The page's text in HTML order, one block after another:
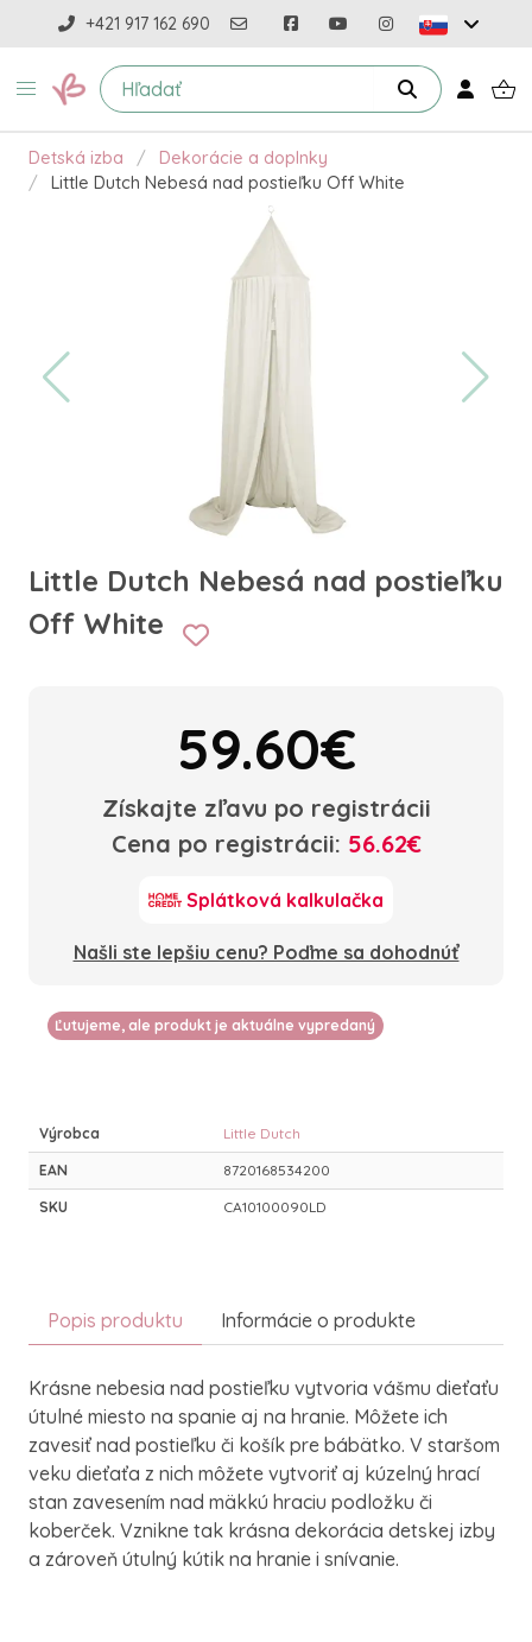
+421 917 162 690
Detská izba
Dekorácie a doplnky
Little Dutch Nebesá nad postieľku Off White
Little Dutch Nebesá nad postieľku
Off White
59.60€
Získajte zľavu po registrácii
Cena po registrácii: 56.62€
Splátková kalkulačka
Našli ste lepšiu cenu? Poďme sa dohodnúť
Ľutujeme, ale produkt je aktuálne vypredaný
Výrobca Little Dutch
EAN 8720168534200
SKU CA10100090LD
Popis produktu Informácie o produkte
Krásne nebesia nad postieľku vytvoria vášmu dieťaťu
útulné miesto na spanie aj na hranie. Môžete ich
zavesiť nad postieľku či košík pre bábätko. V staršom
veku dieťaťa z nich môžete vytvoriť aj kúzelný hrací
stan zavesením nad mäkkú hraciu podložku či
koberček. Vznikne tak krásna dekorácia detskej izby
a zároveň útulný kútik na hranie i snívanie.